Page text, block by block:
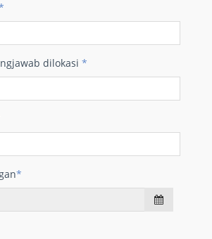
dilokasi *
*